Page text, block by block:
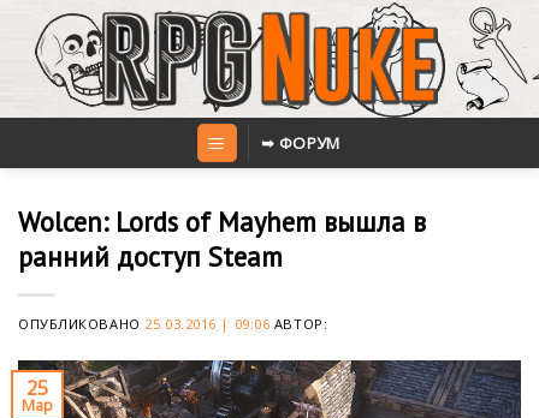
content
➥ ФОРУМ
Wolcen: Lords of Mayhem вышла в
ранний доступ Steam
ОПУБЛИКОВАНО 25.03.2016 | 09:06 АВТОР:
25
Мар